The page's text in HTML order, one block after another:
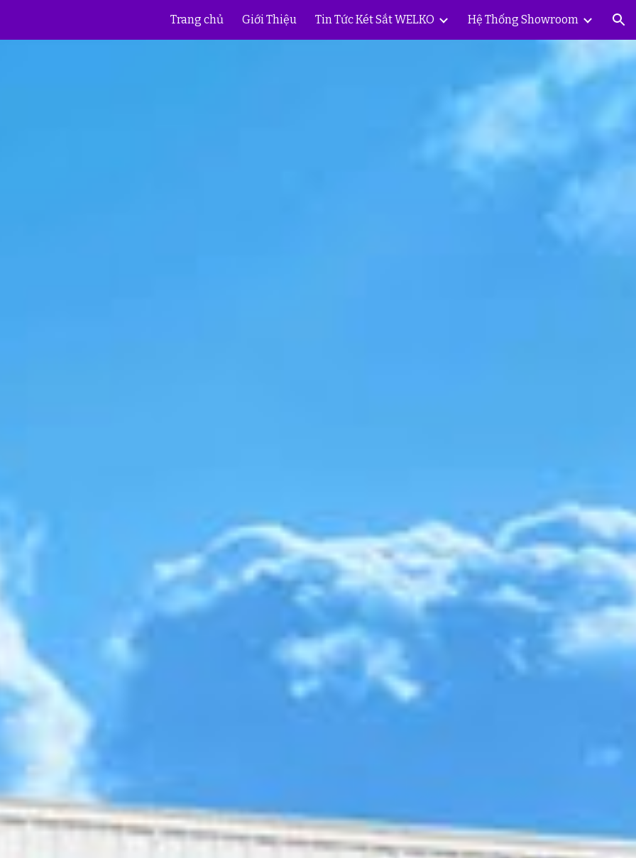
Skip to navigation
Trang chủ Giới Thiệu Tin Tức Két Sắt WELKO Hệ Thống Showroom